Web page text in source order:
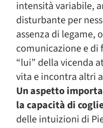
intensità variabile,
disturbante per
assenza di legame,
comunicazione e
“lui” della vicenda
vita e incontra altri
Un aspetto
la capacità di
delle intuizioni di